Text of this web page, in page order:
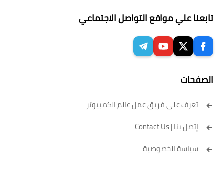
تابعنا علي مواقع التواصل الاجتماعي
الصفحات
تعرف على فريق عمل عالم الكمبيوتر
إتصل بنا | Contact Us
سياسة الخصوصية